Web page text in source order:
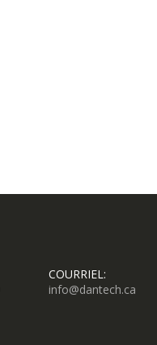
COURRIEL:
info@dantech.ca